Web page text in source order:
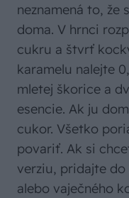
neznamená to, že
doma. V hrnci
cukru a štvrť
karamelu nalejte
mletej škorice a
esencie. Ak ju
cukor. Všetko
povariť. Ak si
verziu, pridajte
alebo vaječného